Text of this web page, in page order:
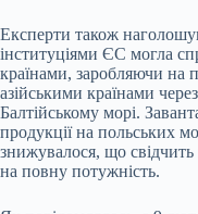
Експерти також
інституціями ЄС могла
країнами, заробляючи на
азійськими країнами
Балтійському морі.
продукції на польських
знижувалося, що
на повну потужність.